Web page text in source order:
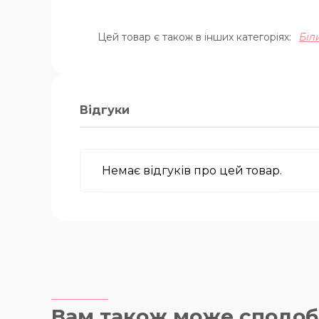
Цей товар є також в інших категоріях:
Відгуки
Немає відгуків про цей товар.